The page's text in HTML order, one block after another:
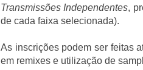
Transmissões Independentes,
de cada faixa selecionada).
As inscrições podem ser feitas
em remixes e utilização de